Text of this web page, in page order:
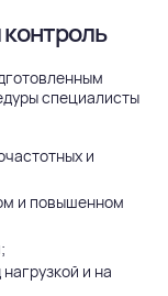
специалисты
и
и повышенном
и на